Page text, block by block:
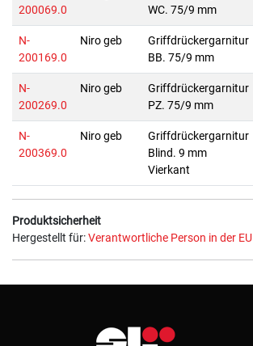
200069.0
WC. 75/9 mm
N-
200169.0
Niro geb
Griffdrückergarnitur
BB. 75/9 mm
N-
200269.0
Niro geb
Griffdrückergarnitur
PZ. 75/9 mm
N-
200369.0
Niro geb
Griffdrückergarnitur
Blind. 9 mm
Vierkant
Produktsicherheit
Hergestellt für:Verantwortliche Person in der EU